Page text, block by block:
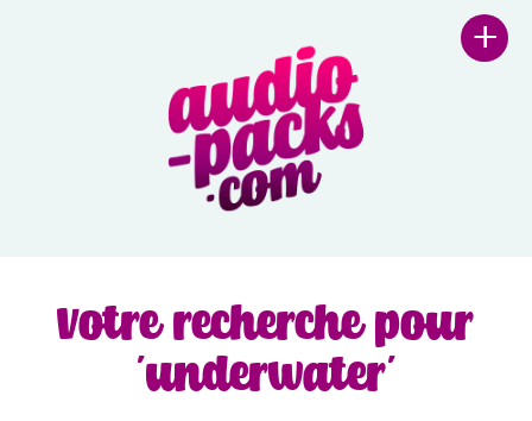
Votre recherche pour
'underwater'
+